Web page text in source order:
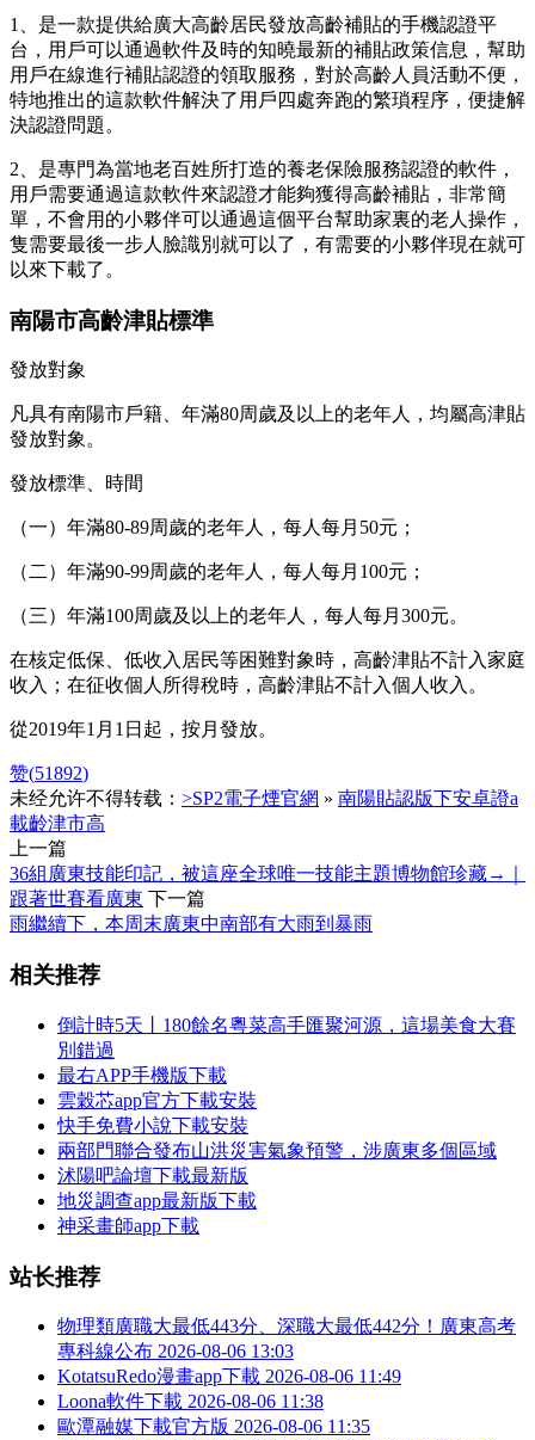
1、是一款提供給廣大高齡居民發放高齡補貼的手機認證平
台，用戶可以通過軟件及時的知曉最新的補貼政策信息，幫助
用戶在線進行補貼認證的領取服務，對於高齡人員活動不便，
特地推出的這款軟件解決了用戶四處奔跑的繁瑣程序，便捷解
決認證問題。
2、是專門為當地老百姓所打造的養老保險服務認證的軟件，
用戶需要通過這款軟件來認證才能夠獲得高齡補貼，非常簡
單，不會用的小夥伴可以通過這個平台幫助家裏的老人操作，
隻需要最後一步人臉識別就可以了，有需要的小夥伴現在就可
以來下載了。
南陽市高齡津貼標準
發放對象
凡具有南陽市戶籍、年滿80周歲及以上的老年人，均屬高津貼
發放對象。
發放標準、時間
（一）年滿80-89周歲的老年人，每人每月50元；
（二）年滿90-99周歲的老年人，每人每月100元；
（三）年滿100周歲及以上的老年人，每人每月300元。
在核定低保、低收入居民等困難對象時，高齡津貼不計入家庭
收入；在征收個人所得稅時，高齡津貼不計入個人收入。
從2019年1月1日起，按月發放。
赞(51892)
未经允许不得转载： >SP2電子煙官網 » 南陽貼認版下安卓證a
載齡津市高
上一篇
36組廣東技能印記，被這座全球唯一技能主題博物館珍藏→｜
跟著世賽看廣東 下一篇
雨繼續下，本周末廣東中南部有大雨到暴雨
相关推荐
倒計時5天丨180餘名粵菜高手匯聚河源，這場美食大賽
別錯過
最右APP手機版下載
雲穀芯app官方下載安裝
快手免費小說下載安裝
兩部門聯合發布山洪災害氣象預警，涉廣東多個區域
沭陽吧論壇下載最新版
地災調查app最新版下載
神采畫師app下載
站长推荐
物理類廣職大最低443分、深職大最低442分！廣東高考
專科線公布 2026-08-06 13:03
KotatsuRedo漫畫app下載 2026-08-06 11:49
Loona軟件下載 2026-08-06 11:38
歐潭融媒下載官方版 2026-08-06 11:35